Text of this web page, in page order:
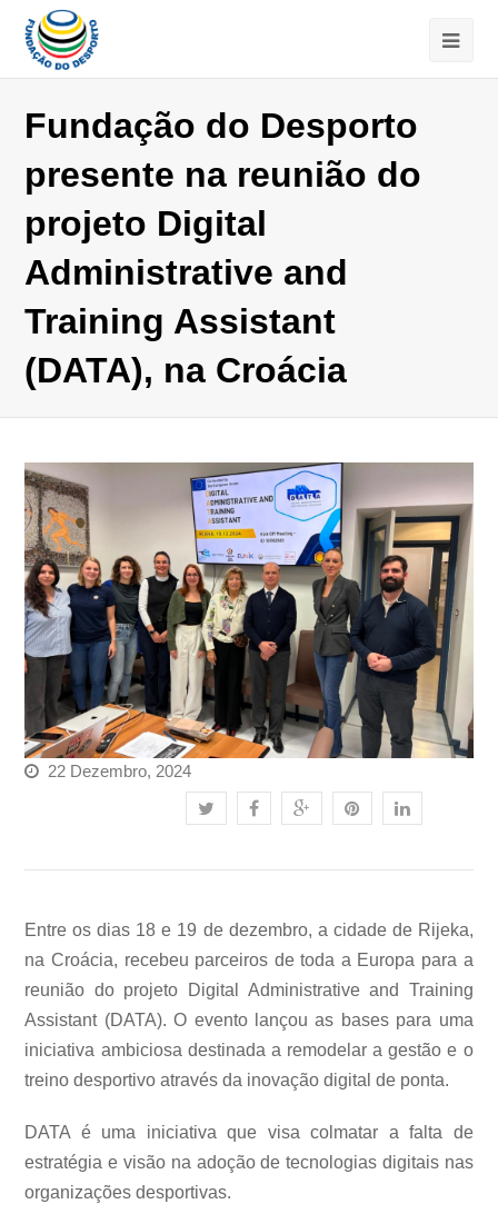
Fundação do Desporto
presente na reunião do
projeto Digital
Administrative and
Training Assistant
(DATA), na Croácia
22 Dezembro, 2024
Entre os dias 18 e 19 de dezembro, a cidade de Rijeka,
na Croácia, recebeu parceiros de toda a Europa para a
reunião do projeto Digital Administrative and Training
Assistant (DATA). O evento lançou as bases para uma
iniciativa ambiciosa destinada a remodelar a gestão e o
treino desportivo através da inovação digital de ponta.
DATA é uma iniciativa que visa colmatar a falta de
estratégia e visão na adoção de tecnologias digitais nas
organizações desportivas.